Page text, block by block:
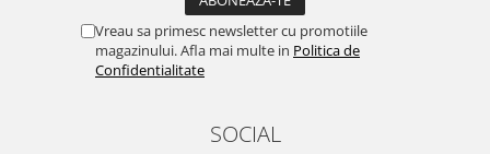
Vreau sa primesc newsletter cu promotiile
magazinului. Afla mai multe in Politica de
Confidentialitate
SOCIAL